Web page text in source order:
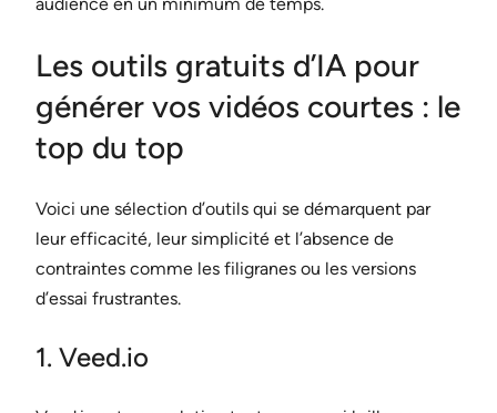
audience en un minimum de temps.
Les outils gratuits d’IA pour
générer vos vidéos courtes : le
top du top
Voici une sélection d’outils qui se démarquent par
leur efficacité, leur simplicité et l’absence de
contraintes comme les filigranes ou les versions
d’essai frustrantes.
1. Veed.io